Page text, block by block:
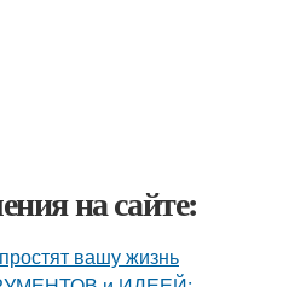
на сайте:
вашу жизнь